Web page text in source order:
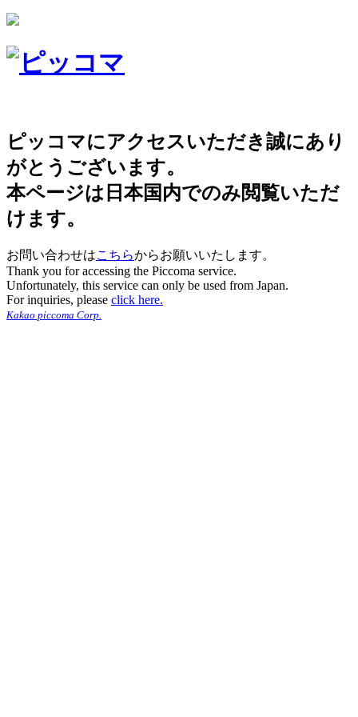
ピッコマにアクセスいただき誠にあり
がとうございます。
本ページは日本国内でのみ閲覧いただ
けます。
お問い合わせはこちらからお願いいたします。
Thank you for accessing the Piccoma service.
Unfortunately, this service can only be used from Japan.
For inquiries, please click here.
Kakao piccoma Corp.